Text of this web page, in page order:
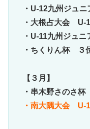
・U-12九州ジュ
・大根占大会 U-
・U-11九州ジュ
・ちくりん杯
【３月】
・串木野さのさ
・南大隅大会 U-